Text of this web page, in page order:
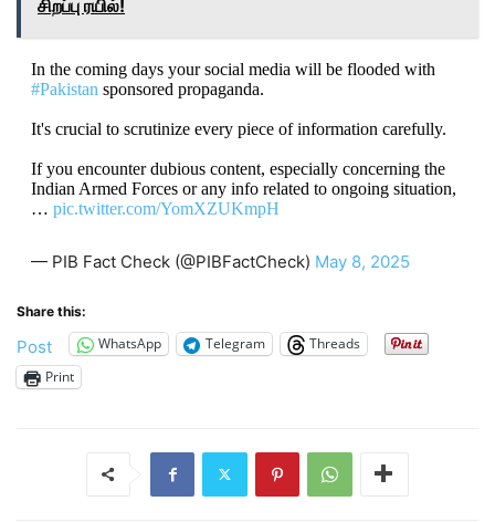
சிறப்பு ரயில்!
In the coming days your social media will be flooded with
#Pakistan sponsored propaganda.
It's crucial to scrutinize every piece of information carefully.
If you encounter dubious content, especially concerning the
Indian Armed Forces or any info related to ongoing situation,
… pic.twitter.com/YomXZUKmpH
— PIB Fact Check (@PIBFactCheck) May 8, 2025
Share this:
Post WhatsApp Telegram
Threads
Print